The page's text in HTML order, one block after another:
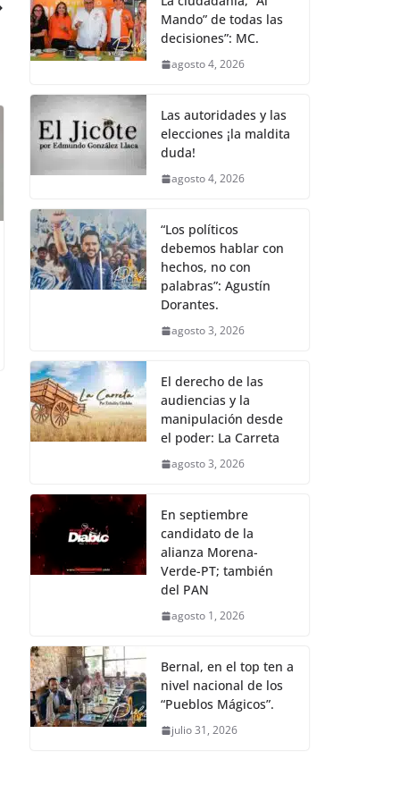
Mando” de todas las
decisiones”: MC.
agosto 4, 2026
Las autoridades y las
elecciones ¡la maldita
duda!
agosto 4, 2026
“Los políticos
debemos hablar con
hechos, no con
palabras”: Agustín
Dorantes.
agosto 3, 2026
El derecho de las
audiencias y la
manipulación desde
el poder: La Carreta
agosto 3, 2026
En septiembre
candidato de la
alianza Morena-
Verde-PT; también
del PAN
agosto 1, 2026
Bernal, en el top ten a
nivel nacional de los
“Pueblos Mágicos”.
julio 31, 2026